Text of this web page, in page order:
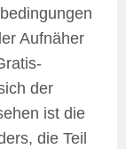
Aufnäher
der
ist die
die Teil